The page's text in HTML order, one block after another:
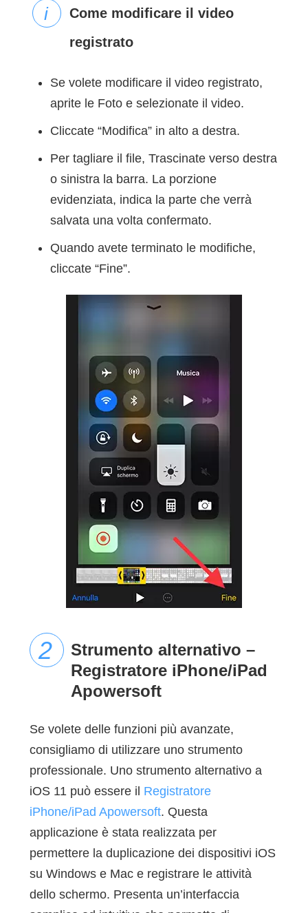
Come modificare il video
registrato
Se volete modificare il video registrato,
aprite le Foto e selezionate il video.
Cliccate “Modifica” in alto a destra.
Per tagliare il file, Trascinate verso destra
o sinistra la barra. La porzione
evidenziata, indica la parte che verrà
salvata una volta confermato.
Quando avete terminato le modifiche,
cliccate “Fine”.
Strumento alternativo –
Registratore iPhone/iPad
Apowersoft
Se volete delle funzioni più avanzate,
consigliamo di utilizzare uno strumento
professionale. Uno strumento alternativo a
iOS 11 può essere il Registratore
iPhone/iPad Apowersoft. Questa
applicazione è stata realizzata per
permettere la duplicazione dei dispositivi iOS
su Windows e Mac e registrare le attività
dello schermo. Presenta un’interfaccia